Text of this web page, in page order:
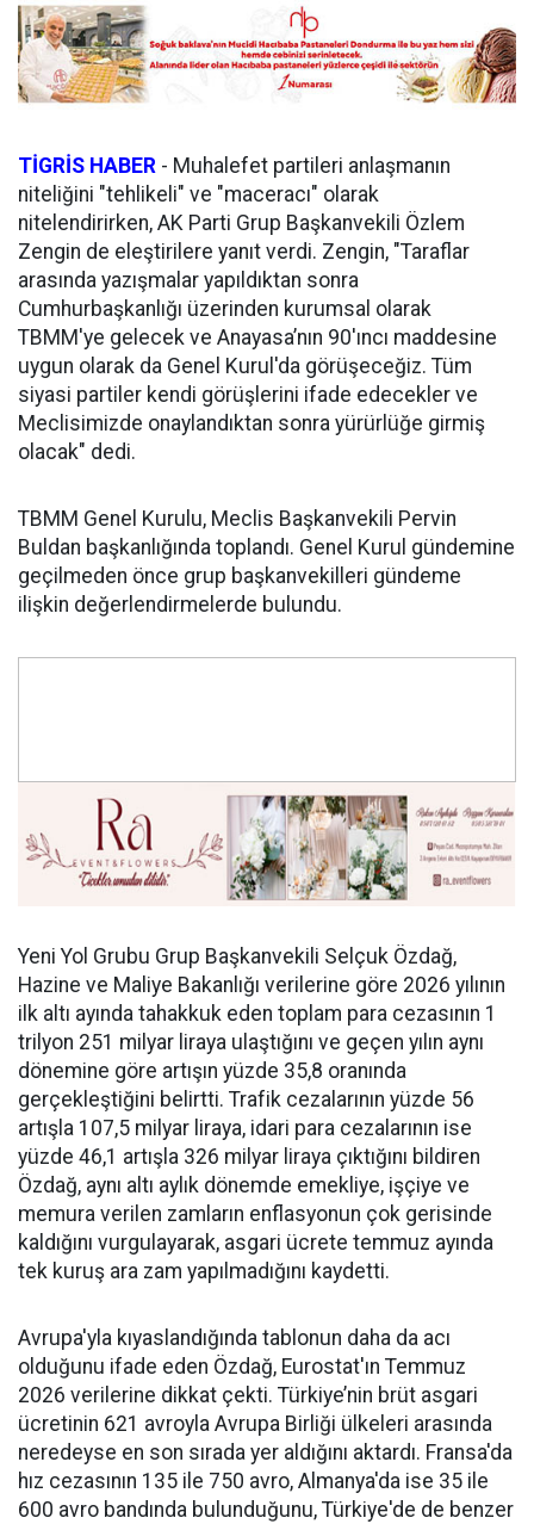
TİGRİS HABER - Muhalefet partileri anlaşmanın
niteliğini "tehlikeli" ve "maceracı" olarak
nitelendirirken, AK Parti Grup Başkanvekili Özlem
Zengin de eleştirilere yanıt verdi. Zengin, "Taraflar
arasında yazışmalar yapıldıktan sonra
Cumhurbaşkanlığı üzerinden kurumsal olarak
TBMM'ye gelecek ve Anayasa’nın 90'ıncı maddesine
uygun olarak da Genel Kurul'da görüşeceğiz. Tüm
siyasi partiler kendi görüşlerini ifade edecekler ve
Meclisimizde onaylandıktan sonra yürürlüğe girmiş
olacak" dedi.
TBMM Genel Kurulu, Meclis Başkanvekili Pervin
Buldan başkanlığında toplandı. Genel Kurul gündemine
geçilmeden önce grup başkanvekilleri gündeme
ilişkin değerlendirmelerde bulundu.
Yeni Yol Grubu Grup Başkanvekili Selçuk Özdağ,
Hazine ve Maliye Bakanlığı verilerine göre 2026 yılının
ilk altı ayında tahakkuk eden toplam para cezasının 1
trilyon 251 milyar liraya ulaştığını ve geçen yılın aynı
dönemine göre artışın yüzde 35,8 oranında
gerçekleştiğini belirtti. Trafik cezalarının yüzde 56
artışla 107,5 milyar liraya, idari para cezalarının ise
yüzde 46,1 artışla 326 milyar liraya çıktığını bildiren
Özdağ, aynı altı aylık dönemde emekliye, işçiye ve
memura verilen zamların enflasyonun çok gerisinde
kaldığını vurgulayarak, asgari ücrete temmuz ayında
tek kuruş ara zam yapılmadığını kaydetti.
Avrupa'yla kıyaslandığında tablonun daha da acı
olduğunu ifade eden Özdağ, Eurostat'ın Temmuz
2026 verilerine dikkat çekti. Türkiye’nin brüt asgari
ücretinin 621 avroyla Avrupa Birliği ülkeleri arasında
neredeyse en son sırada yer aldığını aktardı. Fransa'da
hız cezasının 135 ile 750 avro, Almanya'da ise 35 ile
600 avro bandında bulunduğunu, Türkiye'de de benzer